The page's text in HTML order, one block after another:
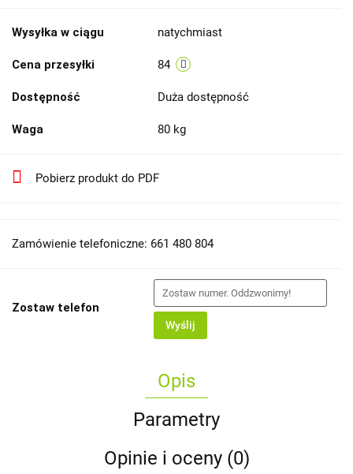
Wysyłka w ciągu natychmiast
Cena przesyłki 84
Dostępność Duża dostępność
Waga 80 kg
Pobierz produkt do PDF
Zamówienie telefoniczne: 661 480 804
Zostaw telefon
Wyślij
Opis
Parametry
Opinie i oceny (0)